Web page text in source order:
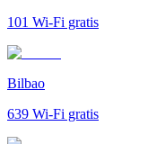
101 Wi-Fi gratis
Bilbao
639 Wi-Fi gratis